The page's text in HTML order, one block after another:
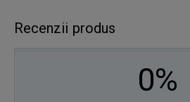
Recenzii produs
0%